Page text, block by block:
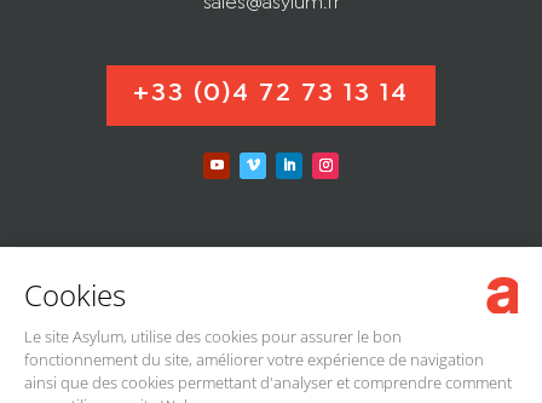
Cookies
Le site Asylum, utilise des cookies pour assurer le bon
fonctionnement du site, améliorer votre expérience de navigation
ainsi que des cookies permettant d'analyser et comprendre comment
+33 (0)4 72 73 13 14
PROTECTION DES DONNÉES
© 2025 ASYLUM